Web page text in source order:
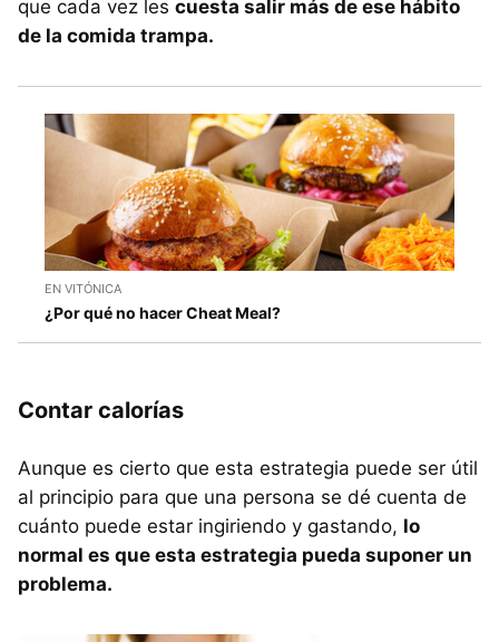
que cada vez les cuesta salir más de ese hábito
de la comida trampa.
EN VITÓNICA
¿Por qué no hacer Cheat Meal?
Contar calorías
Aunque es cierto que esta estrategia puede ser útil
al principio para que una persona se dé cuenta de
cuánto puede estar ingiriendo y gastando, lo
normal es que esta estrategia pueda suponer un
problema.